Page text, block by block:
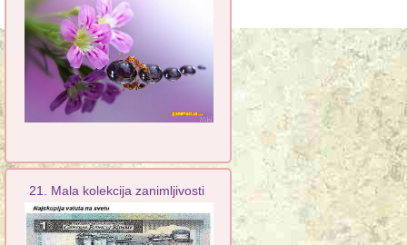
21. Mala kolekcija zanimljivosti